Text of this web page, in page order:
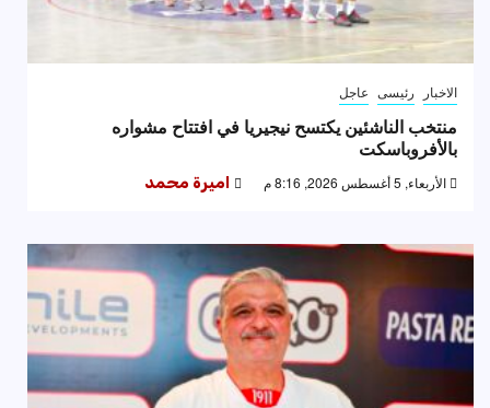
الاخبار رئيسى عاجل
منتخب الناشئين يكتسح نيجيريا في افتتاح مشواره
بالأفروباسكت
الأربعاء, 5 أغسطس 2026, 8:16 م اميرة محمد